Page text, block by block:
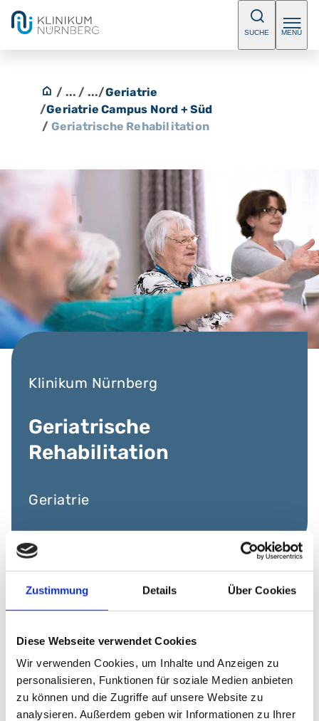
Zustimmung Details Über Cookies
Diese Webseite verwendet Cookies
Wir verwenden Cookies, um Inhalte und Anzeigen zu
personalisieren, Funktionen für soziale Medien anbieten
zu können und die Zugriffe auf unsere Website zu
analysieren. Außerdem geben wir Informationen zu Ihrer
SUCHE MENÜ
/ ... / .../Geriatrie
/Geriatrie Campus Nord + Süd
/ Geriatrische Rehabilitation
Klinikum Nürnberg
Geriatrische
Rehabilitation
Geriatrie
Die wohnortnahe, umfassende und auf die
Bedürfnisse älterer Menschen
zugeschnittene geriatrische Rehabilitation
hilft, eine dauerhafte Pflegebedürftigkeit zu
vermeiden. Damit unterstützen wir Sie, Ihre
Unabhängigkeit im Alltag zu erhalten oder
wiederzugewinnen.